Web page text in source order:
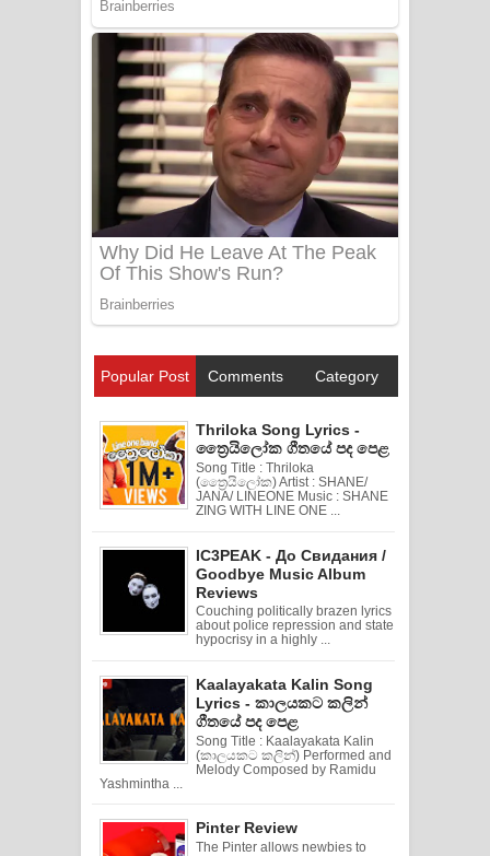
Popular Post Comments Category
Thriloka Song Lyrics -
ත්‍රෛයිලෝක ගීතයේ පද පෙළ
Song Title : Thriloka
(ත්‍රෛයිලෝක) Artist : SHANE/
JANA/ LINEONE Music : SHANE
ZING WITH LINE ONE ...
IC3PEAK - До Свидания /
Goodbye Music Album
Reviews
Couching politically brazen lyrics
about police repression and state
hypocrisy in a highly ...
Kaalayakata Kalin Song
Lyrics - කාලයකට කලින්
ගීතයේ පද පෙළ
Song Title : Kaalayakata Kalin
(කාලයකට කලින්) Performed and
Melody Composed by Ramidu
Yashmintha ...
Pinter Review
The Pinter allows newbies to